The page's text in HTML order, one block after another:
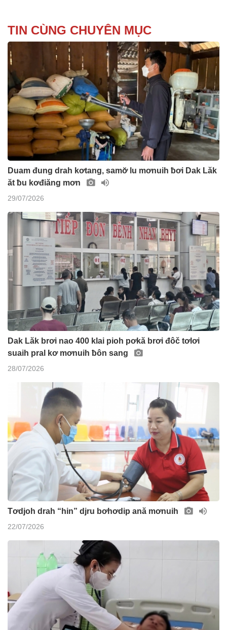
TIN CÙNG CHUYÊN MỤC
Duam đung drah kơtang, samơ̆ lu mơnuih ƀơi Dak Lăk
ăt ƀu kơđiăng mơn
29/07/2026
Dak Lăk brơi nao 400 klai pioh pơkă brơi đôč tơlơi
suaih pral kơ mơnuih ƀôn sang
28/07/2026
Tơdjoh drah “hin” djru bơhơdip ană mơnuih
22/07/2026